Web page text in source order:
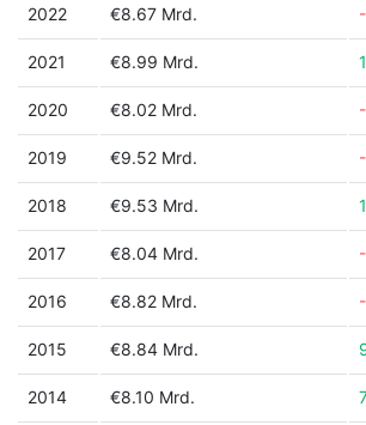
2022 €8.67 Mrd.
2021 €8.99 Mrd.
2020 €8.02 Mrd.
2019 €9.52 Mrd.
2018 €9.53 Mrd.
2017 €8.04 Mrd.
2016 €8.82 Mrd.
2015 €8.84 Mrd.
2014 €8.10 Mrd.